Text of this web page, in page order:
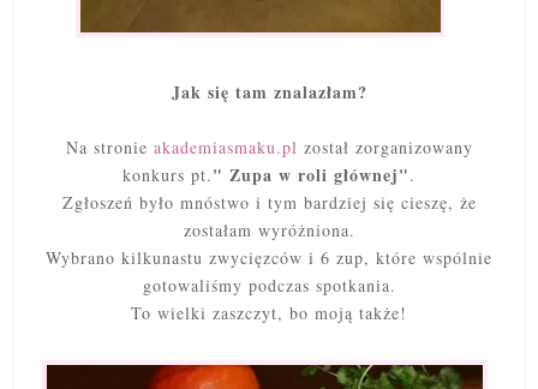
Jak się tam znalazłam?
Na stronie akademiasmaku.pl został zorganizowany
konkurs pt." Zupa w roli głównej".
Zgłoszeń było mnóstwo i tym bardziej się cieszę, że
zostałam wyróżniona.
Wybrano kilkunastu zwycięzców i 6 zup, które wspólnie
gotowaliśmy podczas spotkania.
To wielki zaszczyt, bo moją także!